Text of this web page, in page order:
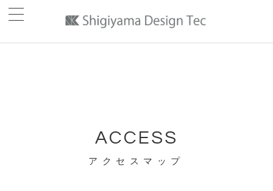
ACCESS
アクセスマップ